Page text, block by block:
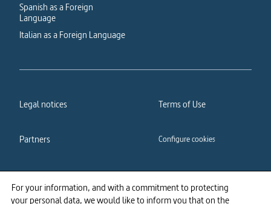
For your information, and with a commitment to protecting
your personal data, we would like to inform you that on the
Spanish as a Foreign
Language
Italian as a Foreign Language
Legal notices Terms of Use
Partners Configure cookies
Cookies policy Privacy policy